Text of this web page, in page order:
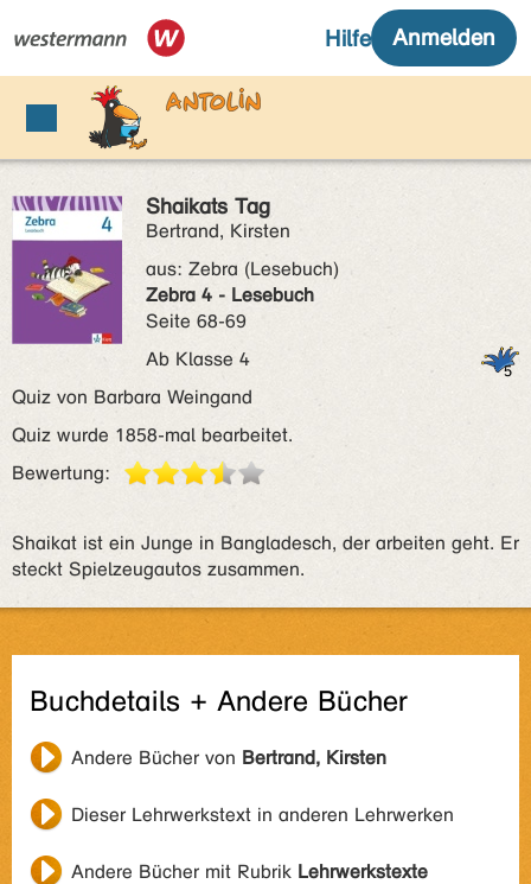
Shaikats Tag
Bertrand, Kirsten
aus: Zebra (Lesebuch)
Zebra 4 - Lesebuch
Seite 68-69
Ab Klasse 4
Quiz von Barbara Weingand
Quiz wurde 1858-mal bearbeitet.
Bewertung:
Shaikat ist ein Junge in Bangladesch, der arbeiten geht. Er
steckt Spielzeugautos zusammen.
Buchdetails + Andere Bücher
Andere Bücher von Bertrand, Kirsten
Dieser Lehrwerkstext in anderen Lehrwerken
Andere Bücher mit Rubrik Lehrwerkstexte